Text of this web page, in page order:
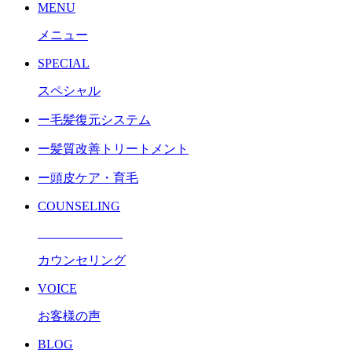
MENU
メニュー
SPECIAL
スペシャル
ー毛髪復元システム
ー髪質改善トリートメント
ー頭皮ケア・育毛
COUNSELING
カウンセリング
VOICE
お客様の声
BLOG